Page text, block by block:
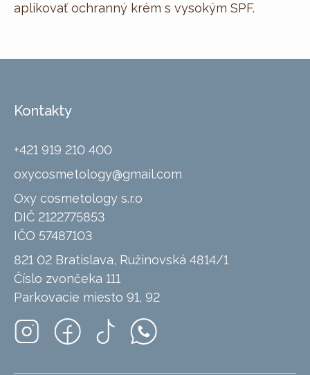
aplikovať ochranný krém s vysokým SPF.
Kontakty
+421 919 210 400
oxycosmetology@gmail.com
Oxy cosmetology s.r.o
DIČ 2122775853
IČO 57487103
821 02 Bratislava, Ružinovská 4814/1
Číslo zvončeka 111
Parkovacie miesto 91, 92